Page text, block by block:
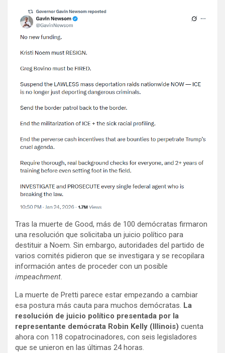
Tras la muerte de Good, más de 100 demócratas firmaron
una resolución que solicitaba un juicio político para
destituir a Noem. Sin embargo, autoridades del partido de
varios comités pidieron que se investigara y se recopilara
información antes de proceder con un posible
impeachment.
La muerte de Pretti parece estar empezando a cambiar
esa postura más cauta para muchos demócratas. La
resolución de juicio político presentada por la
representante demócrata Robin Kelly (Illinois) cuenta
ahora con 118 copatrocinadores, con seis legisladores
que se unieron en las últimas 24 horas.